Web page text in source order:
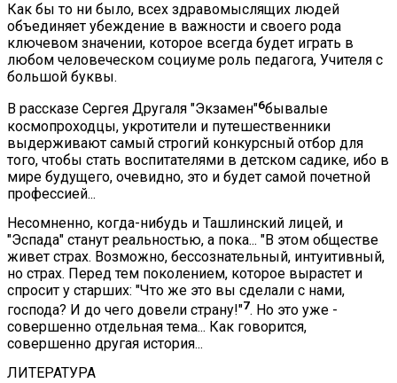
Как бы то ни было, всех здравомыслящих людей
объединяет убеждение в важности и своего рода
ключевом значении, которое всегда будет играть в
любом человеческом социуме роль педагога, Учителя с
большой буквы.
В рассказе Сергея Другаля "Экзамен"6бывалые
космопроходцы, укротители и путешественники
выдерживают самый строгий конкурсный отбор для
того, чтобы стать воспитателями в детском садике, ибо в
мире будущего, очевидно, это и будет самой почетной
профессией...
Несомненно, когда-нибудь и Ташлинский лицей, и
"Эспада" станут реальностью, а пока... "В этом обществе
живет страх. Возможно, бессознательный, интуитивный,
но страх. Перед тем поколением, которое вырастет и
спросит у старших: "Что же это вы сделали с нами,
господа? И до чего довели страну!"7. Но это уже -
совершенно отдельная тема... Как говорится,
совершенно другая история...
ЛИТЕРАТУРА